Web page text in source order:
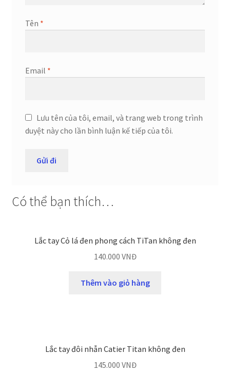
Tên *
Email *
Lưu tên của tôi, email, và trang web trong trình
duyệt này cho lần bình luận kế tiếp của tôi.
Có thể bạn thích…
Lắc tay Cỏ lá đen phong cách TiTan không đen
140.000 VNĐ
Thêm vào giỏ hàng
Lắc tay đôi nhẫn Catier Titan không đen
145.000 VNĐ